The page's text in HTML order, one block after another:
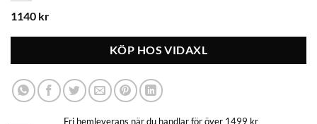
1140 kr
KÖP HOS VIDAXL
Fri hemleverans när du handlar för över 1499 kr